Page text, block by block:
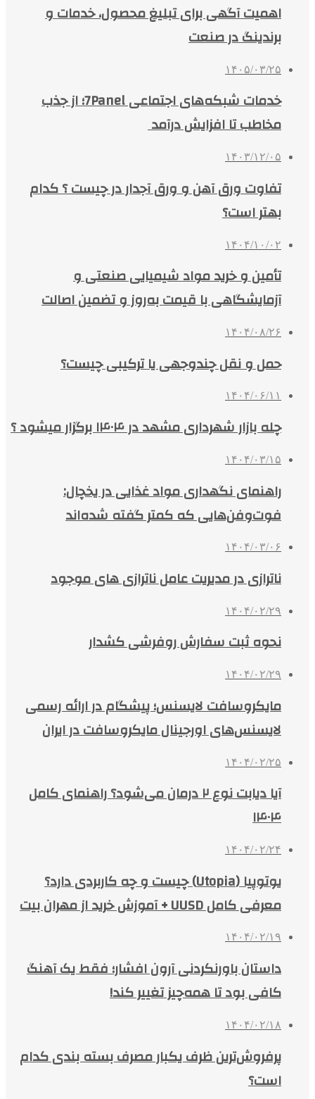
اهمیت آگهی برای تبلیغ محصول، خدمات و
برندینگ در صنعت
۱۴۰۵/۰۳/۲۵
خدمات شبکه‌های اجتماعی 7Panel؛ از جذب
مخاطب تا افزایش درآمد
۱۴۰۳/۱۲/۰۵
تفاوت ورق آهن و ورق آجدار در چیست ؟ کدام
بهتر است؟
۱۴۰۴/۱۰/۰۲
تأمین و خرید مواد شیمیایی صنعتی و
آزمایشگاهی با قیمت به‌روز و تضمین اصالت
۱۴۰۴/۰۸/۲۶
حمل و نقل چندوجهی یا ترکیبی چیست؟
۱۴۰۴/۰۶/۱۱
چله بازار شهرداری مشهد در ۱۴۰۴ برگزار میشود ؟
۱۴۰۴/۰۳/۱۵
راهنمای نگهداری مواد غذایی در یخچال:
فوت‌وفن‌هایی که کمتر گفته شده‌اند
۱۴۰۴/۰۳/۰۶
ناترازی در مدیریت عامل ناترازی های موجود
۱۴۰۴/۰۲/۲۹
نحوه ثبت سفارش روفرشی کشدار
۱۴۰۴/۰۲/۲۹
مایکروسافت لایسنس؛ پیشگام در ارائه رسمی
لایسنس‌های اورجینال مایکروسافت در ایران
۱۴۰۴/۰۲/۲۵
آیا دیابت نوع ۲ درمان می‌شود؟ راهنمای کامل
۱۴۰۴
۱۴۰۴/۰۲/۲۴
یوتوپیا (Utopia) چیست و چه کاربردی دارد؟
معرفی کامل UUSD + آموزش خرید از مهران بیت
۱۴۰۴/۰۲/۱۹
داستان باورنکردنی آرون افشار؛ فقط یک آهنگ
کافی بود تا همه‌چیز تغییر کند!
۱۴۰۴/۰۲/۱۸
پرفروش‌ترین ظرف یکبار مصرف بسته بندی کدام
است؟